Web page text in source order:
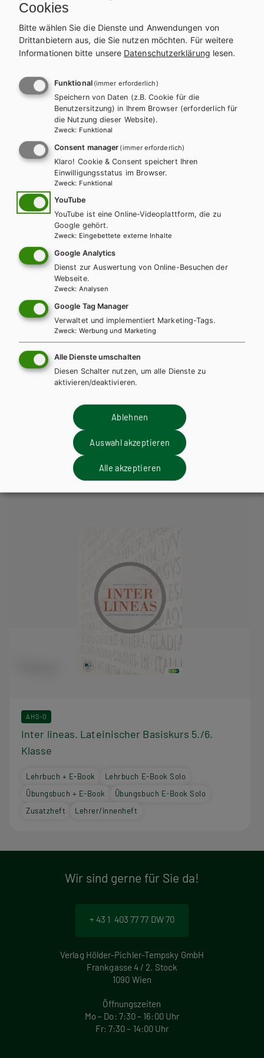
REIHE
Inter lineas
PRODUKTVARIANTEN
Lehrbuch + E-Book
23,77 €
Schulbuchaktion*
Übungsbuch + E-Book
17,27 €
Solo
13,06 €
Schulbuchaktion*
Zusatzheft
13,00 €
Lehrer/innenheft
Preise inkl. MwSt., zzgl. Versandkosten | E-Book-Codes sind nur bei Bestellung
über die Schulbuchaktion enthalten. | *Exklusiv über die Schulbuchaktion
erhältlich.
AUTOR/INNEN
Mag. Josef Klug, Dr. Rainer Kurz, Mag. Martin Seitz, Mag. Dr.
Nina Aringer
Dieses Werk ist nur für registrierte
Lehrer/innen bestellbar.
Bitte anmelden, um zu bestellen.
Weitere Bände dieser
Schulbuchreihe
AHS-O
Inter lineas. Lateinischer Basiskurs 5./6.
Klasse
Lehrbuch + E-Book
Lehrbuch E-Book Solo
Übungsbuch + E-Book
Übungsbuch E-Book Solo
Zusatzheft
Lehrer/innenheft
Wir sind gerne für Sie da!
+ 43 1 403 77 77 DW 70
Verlag Hölder-Pichler-Tempsky GmbH
Frankgasse 4 / 2. Stock
1090 Wien
Öffnungszeiten
Mo – Do: 7:30 – 16:00 Uhr
Fr: 7:30 – 14:00 Uhr
Cookies
Bitte wählen Sie die Dienste und Anwendungen von
Drittanbietern aus, die Sie nutzen möchten. Für weitere
Informationen bitte unsere Datenschutzerklärung lesen.
Funktional (immer erforderlich)
Speichern von Daten (z.B. Cookie für die
Benutzersitzung) in Ihrem Browser (erforderlich für
die Nutzung dieser Website).
Zweck: Funktional
Consent manager (immer erforderlich)
Klaro! Cookie & Consent speichert Ihren
Einwilligungsstatus im Browser.
Zweck: Funktional
YouTube
YouTube ist eine Online-Videoplattform, die zu
Google gehört.
Zweck: Eingebettete externe Inhalte
Google Analytics
Dienst zur Auswertung von Online-Besuchen der
Webseite.
Zweck: Analysen
Google Tag Manager
Verwaltet und implementiert Marketing-Tags.
Zweck: Werbung und Marketing
Alle Dienste umschalten
Diesen Schalter nutzen, um alle Dienste zu
aktivieren/deaktivieren.
Ablehnen
Auswahl akzeptieren
Alle akzeptieren